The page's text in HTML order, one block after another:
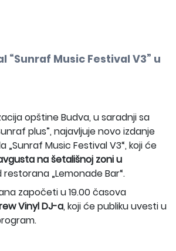
“Sunraf Music Festival V3” u
opštine Budva, u saradnji sa
plus”, najavljuje novo izdanje
„Sunraf Music Festival V3“, koji će
avgusta na šetališnoj zoni u
restorana „Lemonade Bar“.
započeti u 19.00 časova
Vinyl DJ-a, koji će publiku uvesti u